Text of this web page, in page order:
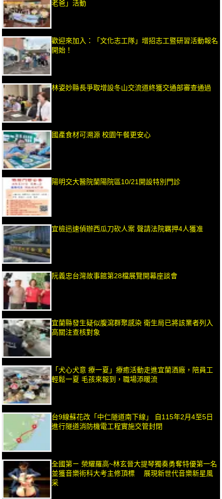
老爸」活動
歡迎來加入：「文化志工隊」增招志工暨研習活動報名
開始！
林姿妙縣長爭取增設冬山交流道終獲交通部審查通過
國產食材可溯源 校園午餐更安心
陽明交大醫院蘭陽院區10/21開設特別門診
宜檢迅速偵辦西瓜刀砍人案 聲請法院羈押4人獲准
阮義忠台灣故事館第28檔展覽開幕座談會
宜蘭縣發生疑似腹瀉群聚感染 衛生局已將該業者列入
高關注查核對象
「犬心犬意 療一夏」療癒活動走進宜蘭酒廠，陪員工
輕鬆一夏 毛孩來報到，職場添暖流
台9線蘇花改「中仁隧道南下線」 自115年2月4至5日
進行隧道消防機電工程實施交管封閉
全國第ㄧ 榮耀羅高~林玄晉大提琴獨奏勇奪特優第一名
並獲音樂術科大考主修頂標 展現新世代音樂新星風
采